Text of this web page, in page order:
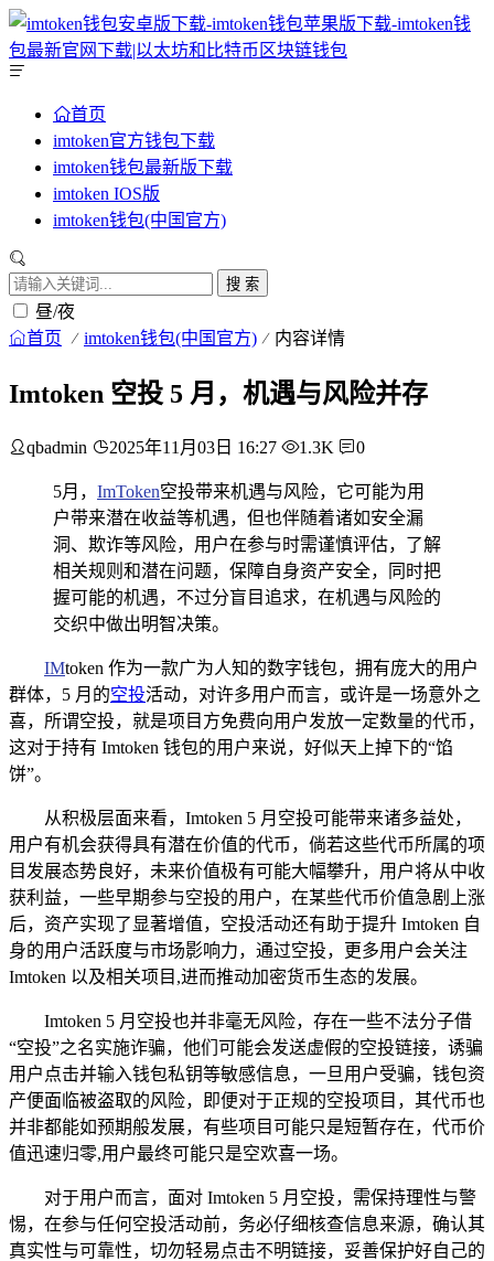
首页
imtoken官方钱包下载
imtoken钱包最新版下载
imtoken IOS版
imtoken钱包(中国官方)
搜 索
昼/夜
首页 imtoken钱包(中国官方) 内容详情
Imtoken 空投 5 月，机遇与风险并存
qbadmin 2025年11月03日 16:27 1.3K 0
5月， ImToken空投带来机遇与风险，它可能为用
户带来潜在收益等机遇，但也伴随着诸如安全漏
洞、欺诈等风险，用户在参与时需谨慎评估，了解
相关规则和潜在问题，保障自身资产安全，同时把
握可能的机遇，不过分盲目追求，在机遇与风险的
交织中做出明智决策。
IMtoken 作为一款广为人知的数字钱包，拥有庞大的用户
群体，5 月的空投活动，对许多用户而言，或许是一场意外之
喜，所谓空投，就是项目方免费向用户发放一定数量的代币，
这对于持有 Imtoken 钱包的用户来说，好似天上掉下的“馅
饼”。
从积极层面来看，Imtoken 5 月空投可能带来诸多益处，
用户有机会获得具有潜在价值的代币，倘若这些代币所属的项
目发展态势良好，未来价值极有可能大幅攀升，用户将从中收
获利益，一些早期参与空投的用户，在某些代币价值急剧上涨
后，资产实现了显著增值，空投活动还有助于提升 Imtoken 自
身的用户活跃度与市场影响力，通过空投，更多用户会关注
Imtoken 以及相关项目,进而推动加密货币生态的发展。
Imtoken 5 月空投也并非毫无风险，存在一些不法分子借
“空投”之名实施诈骗，他们可能会发送虚假的空投链接，诱骗
用户点击并输入钱包私钥等敏感信息，一旦用户受骗，钱包资
产便面临被盗取的风险，即便对于正规的空投项目，其代币也
并非都能如预期般发展，有些项目可能只是短暂存在，代币价
值迅速归零,用户最终可能只是空欢喜一场。
对于用户而言，面对 Imtoken 5 月空投，需保持理性与警
惕，在参与任何空投活动前，务必仔细核查信息来源，确认其
真实性与可靠性，切勿轻易点击不明链接，妥善保护好自己的